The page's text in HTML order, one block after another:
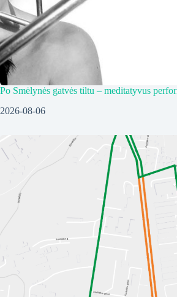
Po Smėlynės gatvės tiltu – meditatyvus
2026-08-06